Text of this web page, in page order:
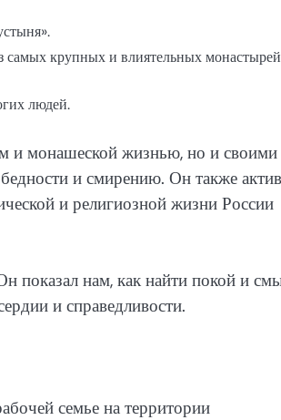
самых крупных и влиятельных
людей.
и монашеской жизнью, но и своими
и смирению. Он также
и религиозной жизни России
показал нам, как найти покой и
и справедливости.
семье на территории